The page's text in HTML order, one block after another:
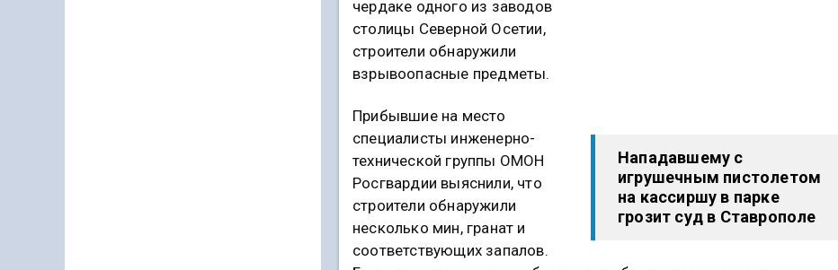
Нападавшему с
игрушечным пистолетом
на кассиршу в парке
грозит суд в Ставрополе
чердаке одного из заводов
столицы Северной Осетии,
строители обнаружили
взрывоопасные предметы.
Прибывшие на место
специалисты инженерно-
технической группы ОМОН
Росгвардии выяснили, что
строители обнаружили
несколько мин, гранат и
соответствующих запалов.